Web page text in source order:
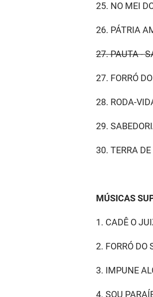
25. NO MEI
26. PÁTRIA
27. PAUTA -
27. FORRÓ
28. RODA-
29.
30. TERRA
MÚSICAS
1. CADÊ O
2. FORRÓ DO
3. IMPUNE
4. SOU